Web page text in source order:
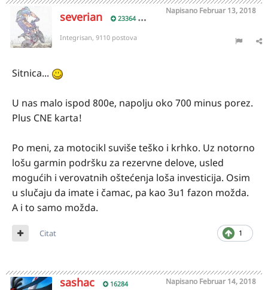
severian 23364
Napisano Februar 13, 2018
Integrisan, 9110 postova
Sitnica...
U nas malo ispod 800e, napolju oko 700 minus porez.
Plus CNE karta!
Po meni, za motocikl suviše teško i krhko. Uz notorno
lošu garmin podršku za rezervne delove, usled
mogućih i verovatnih oštećenja loša investicija. Osim
u slučaju da imate i čamac, pa kao 3u1 fazon možda.
A i to samo možda.
1
Citat
sashac 16284 Napisano Februar 14, 2018